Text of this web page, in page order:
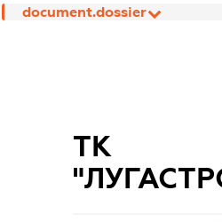
document.dossier
ТК